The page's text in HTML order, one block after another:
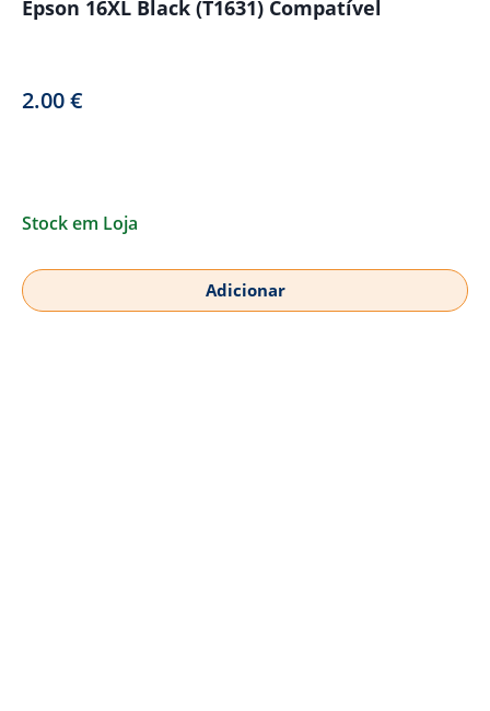
Epson 16XL Black (T1631) Compatível
2.00€
Stock em Loja
Adicionar